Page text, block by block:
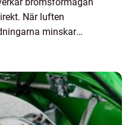
När luften
minskar